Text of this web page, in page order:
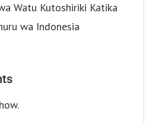
Watu Kutoshiriki Katika
wa Indonesia